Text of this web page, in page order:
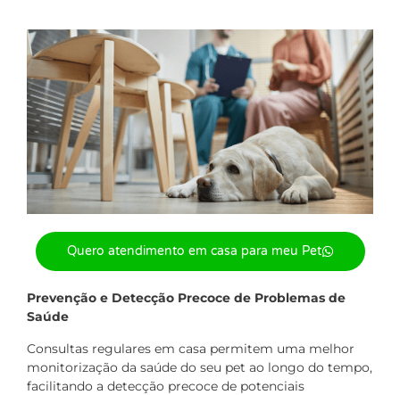
Quero atendimento em casa para meu Pet
Prevenção e Detecção Precoce de Problemas de
Saúde
Consultas regulares em casa permitem uma melhor
monitorização da saúde do seu pet ao longo do tempo,
facilitando a detecção precoce de potenciais